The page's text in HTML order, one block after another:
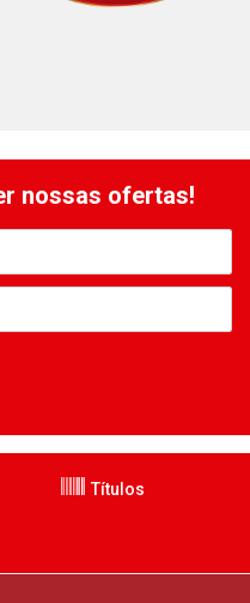
nossas ofertas!
Títulos